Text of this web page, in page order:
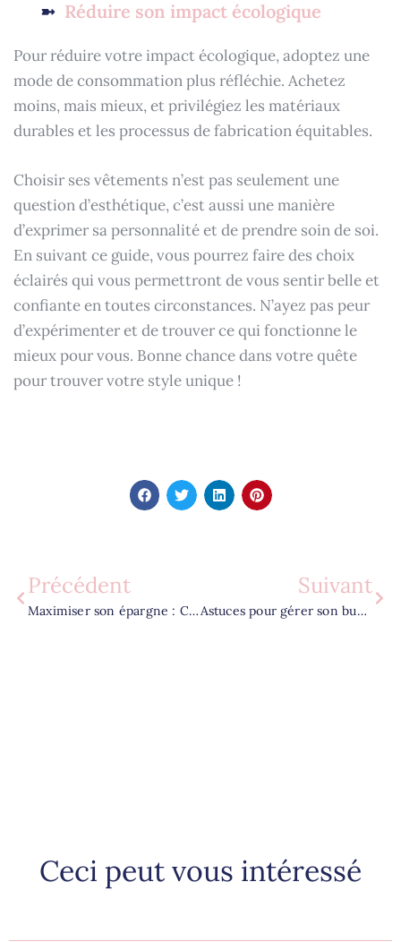
Réduire son impact écologique
Pour réduire votre impact écologique, adoptez une
mode de consommation plus réfléchie. Achetez
moins, mais mieux, et privilégiez les matériaux
durables et les processus de fabrication équitables.
Choisir ses vêtements n’est pas seulement une
question d’esthétique, c’est aussi une manière
d’exprimer sa personnalité et de prendre soin de soi.
En suivant ce guide, vous pourrez faire des choix
éclairés qui vous permettront de vous sentir belle et
confiante en toutes circonstances. N’ayez pas peur
d’expérimenter et de trouver ce qui fonctionne le
mieux pour vous. Bonne chance dans votre quête
pour trouver votre style unique !
Précédent
Maximiser son épargne : Conseils financiers pour les femmes
Suivant
Astuces pour gérer son budget efficacement: Guide pour les femmes dynamiques
Ceci peut vous intéressé